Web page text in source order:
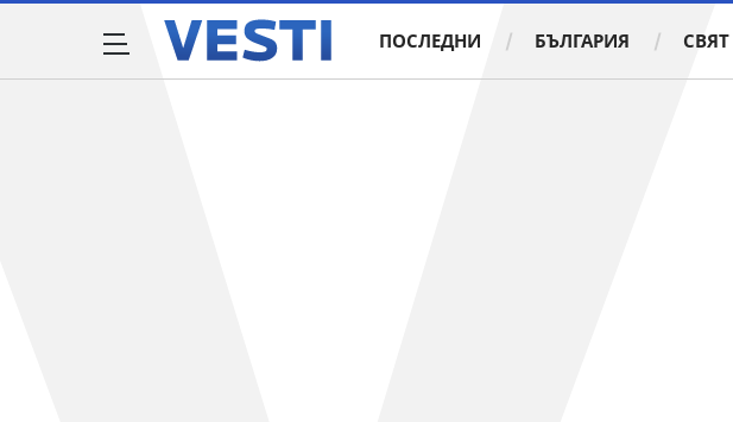
ПОСЛЕДНИ БЪЛГАРИЯ СВЯТ